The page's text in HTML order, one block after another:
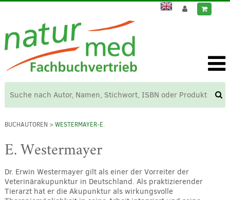
BUCHAUTOREN > WESTERMAYER-E.
E. Westermayer
Dr. Erwin Westermayer gilt als einer der Vorreiter der
Veterinärakupunktur in Deutschland. Als praktizierender
Tierarzt hat er die Akupunktur als wirkungsvolle